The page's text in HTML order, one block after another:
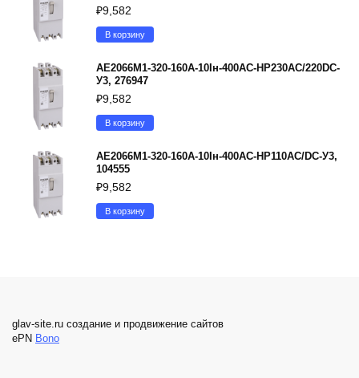
₽9,582
В корзину
АЕ2066М1-320-160А-10Iн-400AC-НР230AC/220DC-
У3, 276947
₽9,582
В корзину
АЕ2066М1-320-160А-10Iн-400AC-НР110AC/DC-У3,
104555
₽9,582
В корзину
glav-site.ru создание и продвижение сайтов
ePN Bono